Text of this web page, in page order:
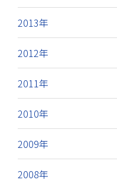
2013年
2012年
2011年
2010年
2009年
2008年